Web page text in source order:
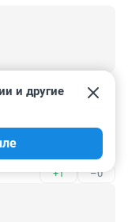
+1 –0
и другие